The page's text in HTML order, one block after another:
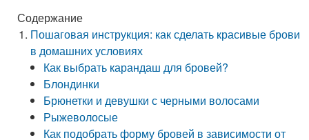
Содержание
Пошаговая инструкция: как сделать красивые брови
в домашних условиях
Как выбрать карандаш для бровей?
Блондинки
Брюнетки и девушки с черными волосами
Рыжеволосые
Как подобрать форму бровей в зависимости от